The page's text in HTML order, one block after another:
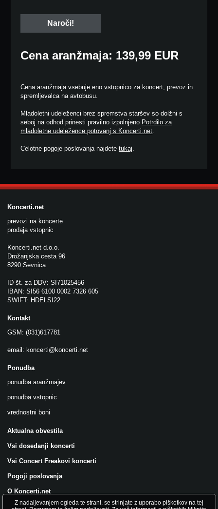
Cena aranžmaja: 139,99 EUR
Cena aranžmaja vsebuje eno vstopnico za koncert, prevoz in
spremljevalca na avtobusu.
Mladoletni udeleženci brez spremstva staršev so dolžni s
seboj na odhod prinesti pravilno izpolnjeno Potrdilo za
mladoletne udeležence potovanj s Koncerti.net.
Celotne pogoje poslovanja najdetetukaj.
Koncerti.net
prevozi na koncerte
prodaja vstopnic
Koncerti.net d.o.o.
Drožanjska cesta 96
8290 Sevnica
ID št. za DDV: SI71025456
IBAN: SI56 6100 0002 7326 605
SWIFT: HDELSI22
Kontakt
GSM: (031)617781
email: koncerti@koncerti.net
Ponudba
ponudba aranžmajev
ponudba vstopnic
vrednostni boni
Aktualna obvestila
Vsi dosedanji koncerti
Vsi Concert Freakovi koncerti
Pogoji poslovanja
O Koncerti.net
Z nadaljevanjem ogleda te strani, se strinjate z uporabo piškotkov na tej